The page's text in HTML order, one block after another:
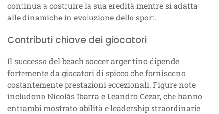
continua a costruire la sua eredità mentre si adatta
alle dinamiche in evoluzione dello sport.
Contributi chiave dei giocatori
Il successo del beach soccer argentino dipende
fortemente da giocatori di spicco che forniscono
costantemente prestazioni eccezionali. Figure note
includono Nicolás Ibarra e Leandro Cezar, che hanno
entrambi mostrato abilità e leadership straordinarie